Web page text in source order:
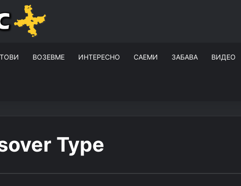
ВОЗЕВМЕ ИНТЕРЕСНО САЕМИ ЗАБАВА ВИДЕО
Type